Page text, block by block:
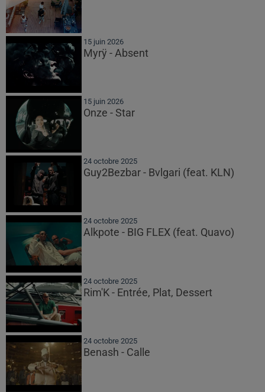
15 juin 2026
Myrÿ - Absent
15 juin 2026
Onze - Star
24 octobre 2025
Guy2Bezbar - Bvlgari (feat. KLN)
24 octobre 2025
Alkpote - BIG FLEX (feat. Quavo)
24 octobre 2025
Rim'K - Entrée, Plat, Dessert
24 octobre 2025
Benash - Calle